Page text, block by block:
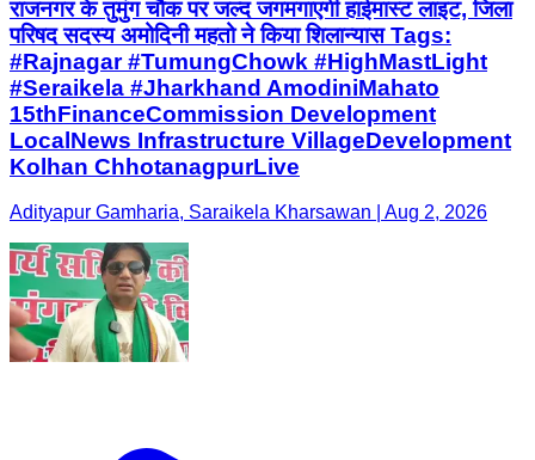
राजनगर के तुमुंग चौक पर जल्द जगमगाएगी हाईमास्ट लाइट, जिला
परिषद सदस्य अमोदिनी महतो ने किया शिलान्यास Tags:
#Rajnagar #TumungChowk #HighMastLight
#Seraikela #Jharkhand AmodiniMahato
15thFinanceCommission Development
LocalNews Infrastructure VillageDevelopment
Kolhan ChhotanagpurLive
Adityapur Gamharia, Saraikela Kharsawan | Aug 2, 2026